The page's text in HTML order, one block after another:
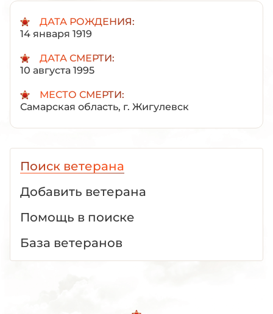
ДАТА РОЖДЕНИЯ:
14 января 1919
ДАТА СМЕРТИ:
10 августа 1995
МЕСТО СМЕРТИ:
Самарская область, г. Жигулевск
Поиск ветерана
Добавить ветерана
Помощь в поиске
База ветеранов